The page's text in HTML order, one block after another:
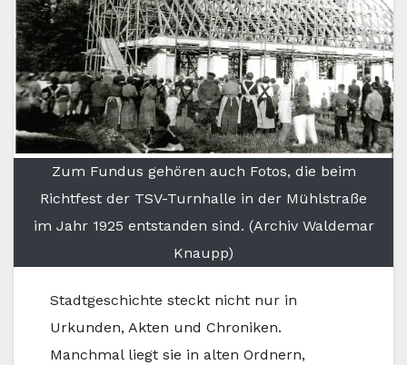
Zum Fundus gehören auch Fotos, die beim
Richtfest der TSV-Turnhalle in der Mühlstraße
im Jahr 1925 entstanden sind. (Archiv Waldemar
Knaupp)
Stadtgeschichte steckt nicht nur in
Urkunden, Akten und Chroniken.
Manchmal liegt sie in alten Ordnern,